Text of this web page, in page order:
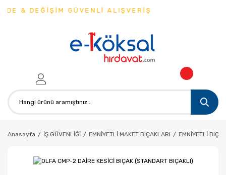
& DEĞİŞİM GÜVENLİ ALIŞVERİŞ
Anasayfa İŞ GÜVENLİĞİ EMNİYETLİ MAKET BIÇAKLARI EMNİYETLİ